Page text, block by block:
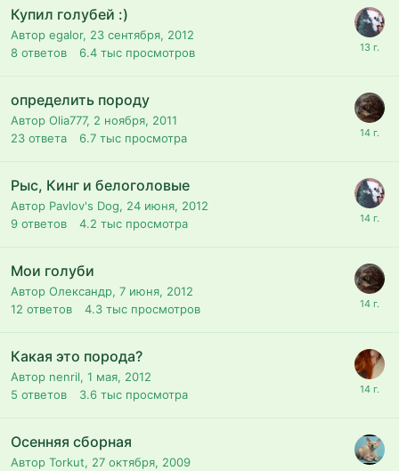
Купил голубей :)
Автор egalor, 23 сентября, 2012
8 ответов 6.4 тыс просмотров
определить породу
Автор Olia777, 2 ноября, 2011
23 ответа 6.7 тыс просмотра
Рыс, Кинг и белоголовые
Автор Pavlov's Dog, 24 июня, 2012
9 ответов 4.2 тыс просмотра
Мои голуби
Автор Олександр, 7 июня, 2012
12 ответов 4.3 тыс просмотров
Какая это порода?
Автор nenril, 1 мая, 2012
5 ответов 3.6 тыс просмотра
Осенняя сборная
Автор Torkut, 27 октября, 2009